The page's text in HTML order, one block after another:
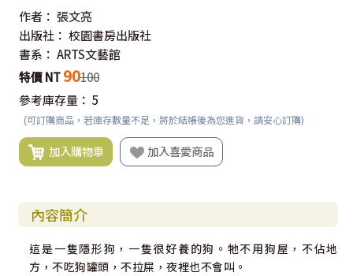
作者： 張文亮
出版社： 校園書房出版社
書系： ARTS文藝館
特價 NT 90100
參考庫存量： 5
(可訂購商品，若庫存數量不足，將於結帳後為您進貨，請安心訂購)
加入購物車 加入喜愛商品
內容簡介
這是一隻隱形狗，一隻很好養的狗。牠不用狗屋，不佔地
方，不吃狗罐頭，不拉屎，夜裡也不會叫。